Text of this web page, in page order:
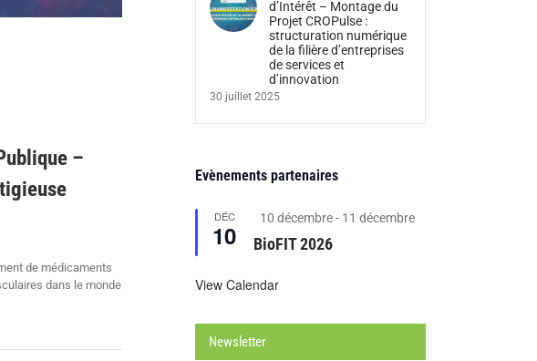
–
de médicaments
dans le monde
d’Intérêt – Montage du
Projet CROPulse :
structuration numérique
de la filière d’entreprises
de services et
d’innovation
30 juillet 2025
Evènements partenaires
DÉC
10
Featured
10 décembre- 11 décembre
BioFIT 2026
View Calendar
Newsletter